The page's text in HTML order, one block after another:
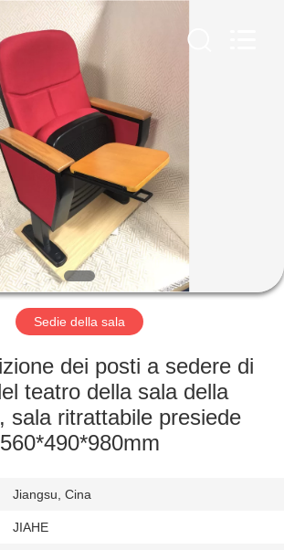
Sedie della sala
dei posti a sedere di
teatro della sala della
sala ritrattabile presiede
560*490*980mm
Jiangsu, Cina
JIAHE